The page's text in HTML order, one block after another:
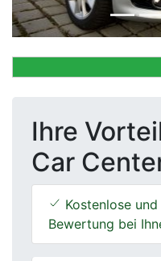
Ihre
Car
Kostenlose
Bewertung bei